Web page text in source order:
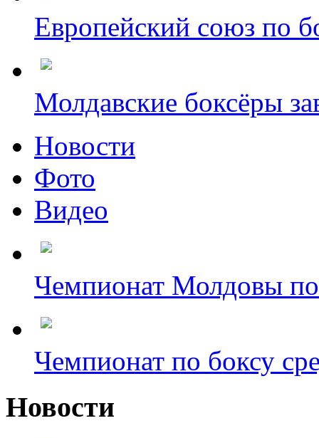
Европейский союз по
Молдавские боксёры
Новости
Фото
Видео
Чемпионат Молдовы
Чемпионат по боксу
Новости